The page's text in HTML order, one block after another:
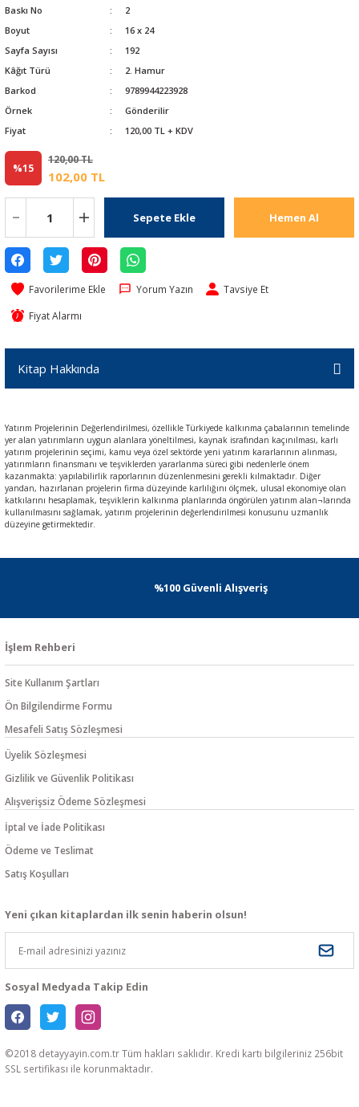
Baskı No
2
Boyut
16 x 24
Sayfa Sayısı
192
Kâğıt Türü
2. Hamur
Barkod
9789944223928
Örnek
Gönderilir
Fiyat
120,00 TL + KDV
%15
120,00 TL
102,00 TL
Sepete Ekle Hemen Al
Yorum Yazın Tavsiye Et
Fiyat Alarmı
Kitap Hakkında
Yatırım Projelerinin Değerlendirilmesi, özellikle Türkiyede kalkınma çabalarının temelinde
yer alan yatırımların uygun alanlara yöneltilmesi, kaynak israfından kaçınılması, karlı
yatırım projelerinin seçimi, kamu veya özel sektörde yeni yatırım kararlarının alınması,
yatırımların finansmanı ve teşviklerden yararlanma süreci gibi nedenlerle önem
kazanmakta: yapılabilirlik raporlarının düzenlenmesini gerekli kılmaktadır. Diğer
yandan, hazırlanan projelerin firma düzeyinde karlılığını ölçmek, ulusal ekonomiye olan
katkılarını hesaplamak, teşviklerin kalkınma planlarında öngörülen yatırım alan¬larında
kullanılmasını sağlamak, yatırım projelerinin değerlendirilmesi konusunu uzmanlık
düzeyine getirmektedir.
%100 Güvenli Alışveriş
İşlem Rehberi
Site Kullanım Şartları
Ön Bilgilendirme Formu
Mesafeli Satış Sözleşmesi
Üyelik Sözleşmesi
Gizlilik ve Güvenlik Politikası
Alışverişsiz Ödeme Sözleşmesi
İptal ve İade Politikası
Ödeme ve Teslimat
Satış Koşulları
Yeni çıkan kitaplardan ilk senin haberin olsun!
Sosyal Medyada Takip Edin
©2018 detayyayin.com.tr Tüm hakları saklıdır. Kredi kartı bilgileriniz 256bit
SSL sertifikası ile korunmaktadır.